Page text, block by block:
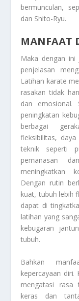
bermunculan,
dan Shito-Ryu.
MANFAAT
Maka dengan
penjelasan
Latihan karate
rasakan tidak
dan emosional.
peningkatan
berbagai
fleksibilitas,
teknik seperti
pemanasan
meningkatkan
Dengan rutin
kuat, tubuh lebih
dapat di
latihan yang
kebugaran
tubuh.
Bahkan
kepercayaan diri.
mengatasi rasa
keras dan